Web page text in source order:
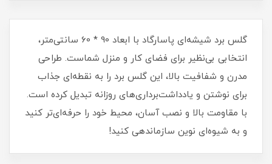
گلس برد شیشه‌ای پاسارگاد با ابعاد 90 * 60 سانتی‌متر،
انتخابی بی‌نظیر برای فضای کار و منزل شماست. طراحی
مدرن و شفافیت بالا، این گلس برد را به نقطه‌ای جذاب
برای نوشتن و یادداشت‌برداری‌های روزانه تبدیل کرده است.
با مقاومت بالا و نصب آسان، محیط خود را حرفه‌ای‌تر کنید
و به شیوه‌ای نوین سازماندهی کنید!